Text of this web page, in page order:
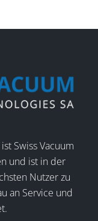
Swiss Vacuum
und ist in der
Nutzer zu
an Service und